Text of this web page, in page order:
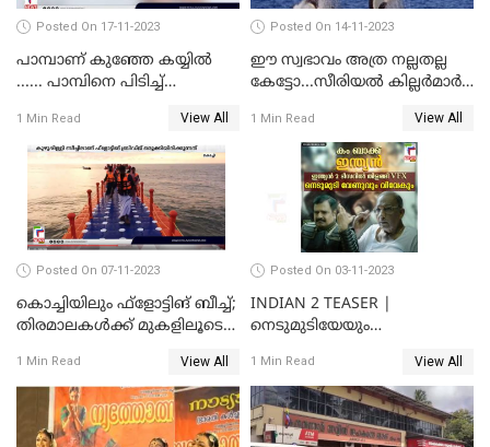
Posted On 17-11-2023
പാമ്പാണ് കുഞ്ഞേ കയ്യില്‍
...... പാമ്പിനെ പിടിച്ച്
വൈറലായി വീഡിയോ
1 Min Read View All
Posted On 14-11-2023
ഈ സ്വഭാവം അത്ര നല്ലതല്ല
കേട്ടോ...സീരിയല്‍ കില്ലര്‍മാര്‍
ഓര്‍ക്കകളുടെ സ്വഭാവരീതി
1 Min Read View All
Posted On 07-11-2023
കൊച്ചിയിലും ഫ്‌ളോട്ടിങ് ബീച്ച്;
തിരമാലകള്‍ക്ക് മുകളിലൂടെ
1 Min Read View All
Posted On 03-11-2023
INDIAN 2 TEASER |
നെടുമുടിയേയും
കാണാം; ഇന്ത്യൻ 2 ടീസർ
പുറത്ത്
1 Min Read View All